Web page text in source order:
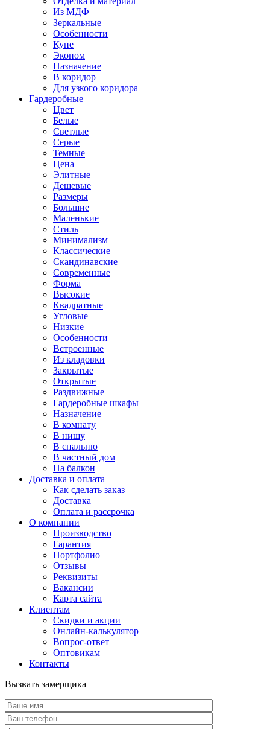
Из МДФ
Зеркальные
Особенности
Купе
Эконом
Назначение
В коридор
Для узкого коридора
Гардеробные
Цвет
Белые
Светлые
Серые
Темные
Цена
Элитные
Дешевые
Размеры
Большие
Маленькие
Стиль
Минимализм
Классические
Скандинавские
Современные
Форма
Высокие
Квадратные
Угловые
Низкие
Особенности
Встроенные
Из кладовки
Закрытые
Открытые
Раздвижные
Гардеробные шкафы
Назначение
В комнату
В нишу
В спальню
В частный дом
На балкон
Доставка и оплата
Как сделать заказ
Доставка
Оплата и рассрочка
О компании
Производство
Гарантия
Портфолио
Отзывы
Реквизиты
Вакансии
Карта сайта
Клиентам
Скидки и акции
Онлайн-калькулятор
Вопрос-ответ
Оптовикам
Контакты
Вызвать замерщика